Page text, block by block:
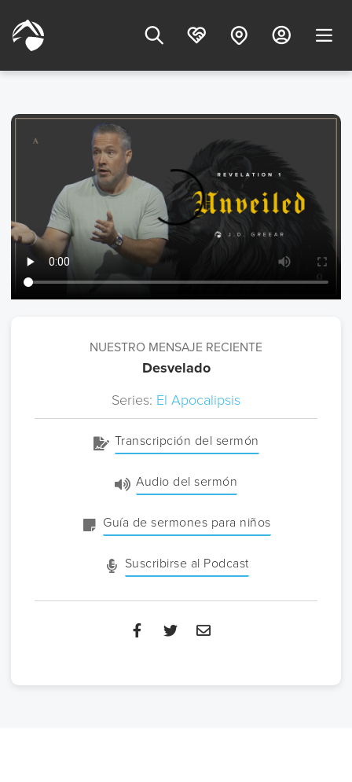
NUESTRO MENSAJE RECIENTE
Desvelado
Series: El Apocalipsis
Transcripción del sermón
Audio del sermón
Guía de sermones para niños
Suscribirse al Podcast